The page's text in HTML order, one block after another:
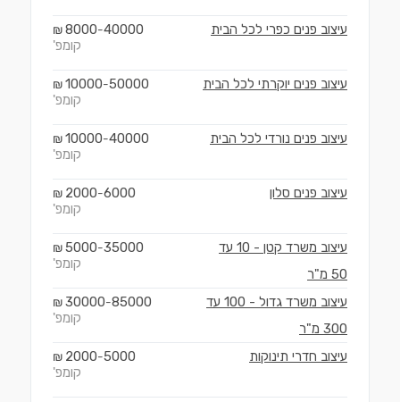
עיצוב פנים כפרי לכל הבית 8000-40000
₪
קומפ'
עיצוב פנים יוקרתי לכל הבית 10000-50000
₪
קומפ'
עיצוב פנים נורדי לכל הבית 10000-40000
₪
קומפ'
עיצוב פנים סלון 2000-6000
₪
קומפ'
עיצוב משרד קטן - 10 עד
50 מ"ר
5000-35000
₪
קומפ'
עיצוב משרד גדול - 100 עד
300 מ"ר
30000-85000
₪
קומפ'
עיצוב חדרי תינוקות 2000-5000
₪
קומפ'